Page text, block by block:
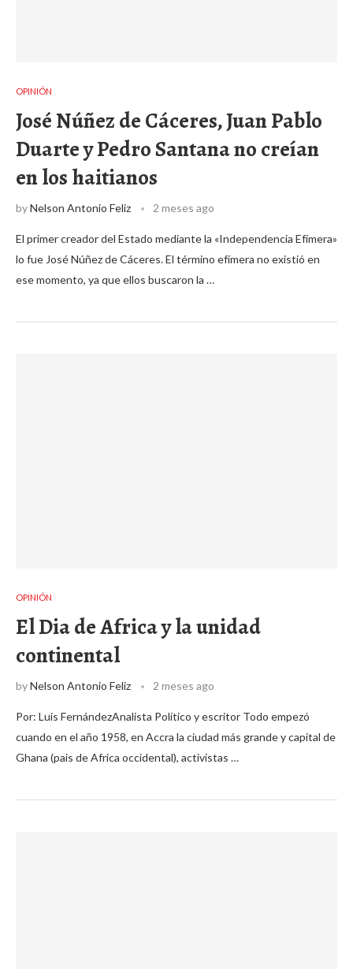
OPINIÓN
José Núñez de Cáceres, Juan Pablo
Duarte y Pedro Santana no creían
en los haitianos
byNelson Antonio Feliz 2 meses ago
El primer creador del Estado mediante la «Independencia Efímera»
lo fue José Núñez de Cáceres. El término efímera no existió en
ese momento, ya que ellos buscaron la …
OPINIÓN
El Dia de Africa y la unidad
continental
byNelson Antonio Feliz 2 meses ago
Por: Luis FernándezAnalista Político y escritor Todo empezó
cuando en el año 1958, en Accra la ciudad más grande y capital de
Ghana (pais de Africa occidental), activistas …